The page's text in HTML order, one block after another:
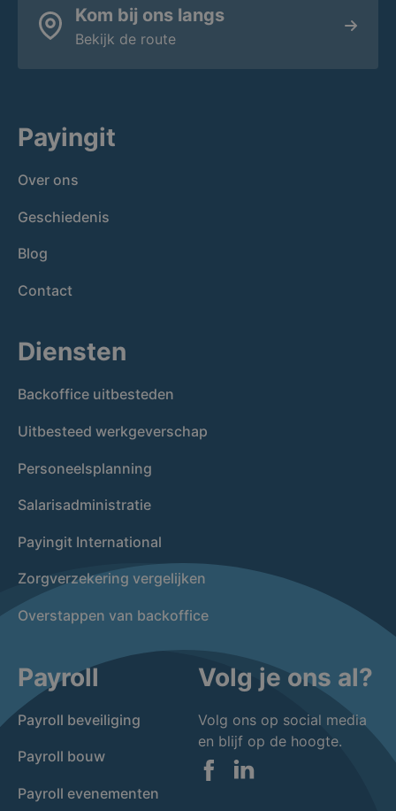
Kom bij ons langs
Bekijk de route
Payingit
Over ons
Geschiedenis
Blog
Contact
Diensten
Backoffice uitbesteden
Uitbesteed werkgeverschap
Personeelsplanning
Salarisadministratie
Payingit International
Zorgverzekering vergelijken
Overstappen van backoffice
Payroll
Payroll beveiliging
Payroll bouw
Payroll evenementen
Volg je ons al?
Volg ons op social media
en blijf op de hoogte.
FacebookLinkedIn